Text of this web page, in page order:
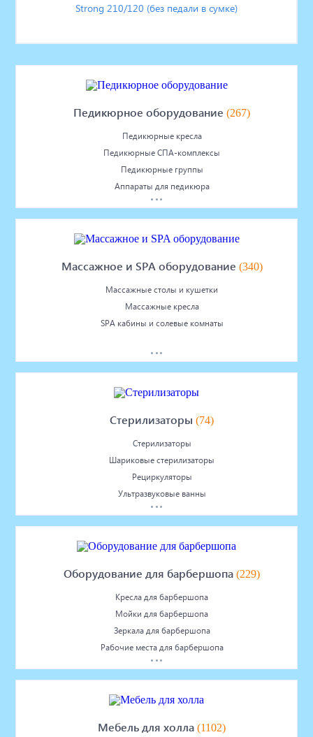
Strong 210/120 (без педали в сумке)
Педикюрное оборудование (267)
Педикюрные кресла
Педикюрные СПА-комплексы
Педикюрные группы
Аппараты для педикюра
Массажное и SPA оборудование (340)
Массажные столы и кушетки
Массажные кресла
SPA кабины и солевые комнаты
Стерилизаторы (74)
Стерилизаторы
Шариковые стерилизаторы
Рециркуляторы
Ультразвуковые ванны
Оборудование для барбершопа (229)
Кресла для барбершопа
Мойки для барбершопа
Зеркала для барбершопа
Рабочие места для барбершопа
Мебель для холла (1102)